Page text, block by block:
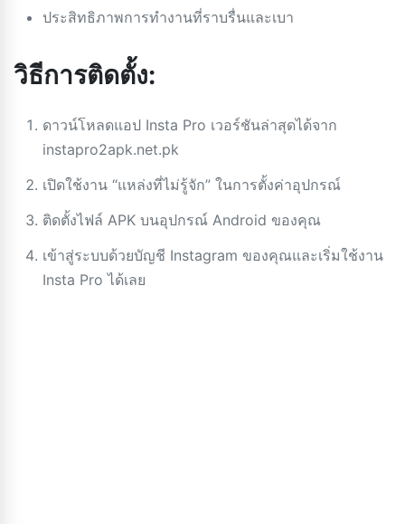
ประสิทธิภาพการทำงานที่ราบรื่นและเบา
วิธีการติดตั้ง:
ดาวน์โหลดแอป Insta Pro เวอร์ชันล่าสุดได้จาก
instapro2apk.net.pk
เปิดใช้งาน “แหล่งที่ไม่รู้จัก” ในการตั้งค่าอุปกรณ์
ติดตั้งไฟล์ APK บนอุปกรณ์ Android ของคุณ
เข้าสู่ระบบด้วยบัญชี Instagram ของคุณและเริ่มใช้งาน
Insta Pro ได้เลย